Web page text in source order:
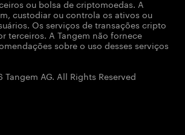
ou bolsa de criptomoedas. A
custodiar ou controla os ativos ou
Os serviços de transações cripto
terceiros. A Tangem não fornece
sobre o uso desses serviços